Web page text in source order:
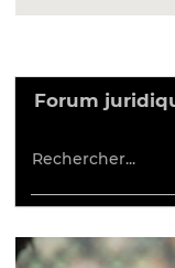
Forum